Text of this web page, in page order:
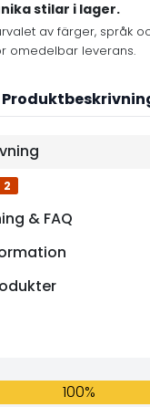
stilar i lager.
av färger, språk
omedelbar leverans.
2
& FAQ
100%